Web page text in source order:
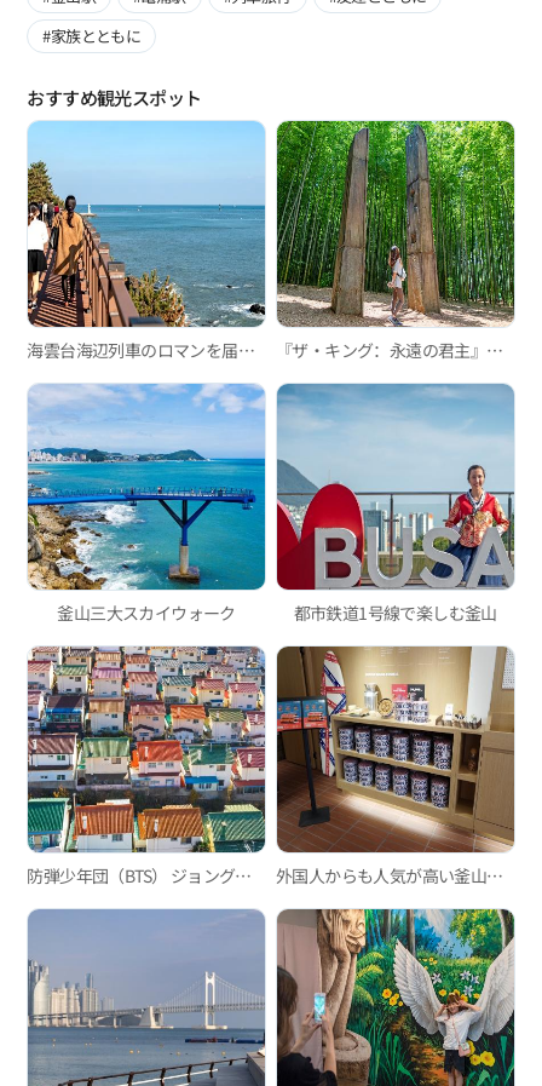
#家族とともに
おすすめ観光スポット
海雲台海辺列車のロマンを届ける釜山グリーンレールウェイ散策路 『ザ・キング：永遠の君主』釜山ロケ地
釜山三大スカイウォーク 都市鉄道1号線で楽しむ釜山
防弾少年団（BTS） ジョングクコース 外国人からも人気が高い釜山のスイーツカフェ3選